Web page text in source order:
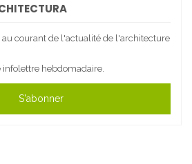
au courant de l'actualité de l'architecture
hebdomadaire.
S'abonner